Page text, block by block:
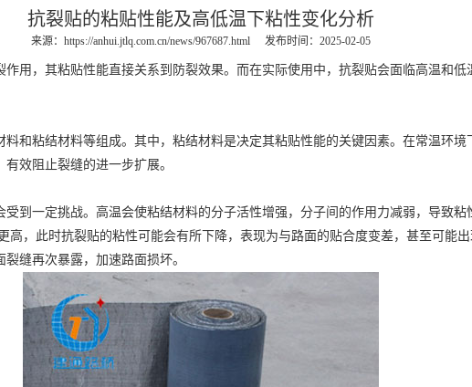
抗裂贴的粘贴性能及高低温下粘性变化分析
来源： https://anhui.jtlq.com.cn/news/967687.html 发布时间：2025-02-05
，其粘贴性能直接关系到防裂效果。而在实际使用中，抗裂贴会面临高温和低
粘结材料等组成。其中，粘结材料是决定其粘贴性能的关键因素。在常温环境
效阻止裂缝的进一步扩展。
一定挑战。高温会使粘结材料的分子活性增强，分子间的作用力减弱，导致粘
，此时抗裂贴的粘性可能会有所下降，表现为与路面的贴合度变差，甚至可能
缝再次暴露，加速路面损坏。